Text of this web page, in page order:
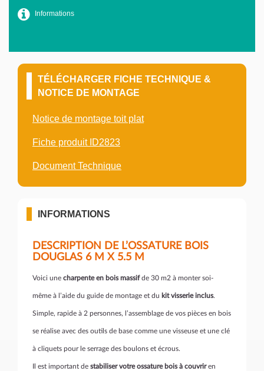
Informations
TÉLÉCHARGER FICHE TECHNIQUE &
NOTICE DE MONTAGE
Notice de montage toit plat
Fiche produit ID2823
Document Technique
INFORMATIONS
DESCRIPTION DE L’OSSATURE BOIS
DOUGLAS 6 M X 5.5 M
Voici une charpente en bois massifde 30 m2 à monter soi-
même à l’aide du guide de montage et du kit visserie inclus.
Simple, rapide à 2 personnes, l’assemblage de vos pièces en bois
se réalise avec des outils de base comme une visseuse et une clé
à cliquets pour le serrage des boulons et écrous.
Il est important de stabiliser votre ossature bois à couvriren